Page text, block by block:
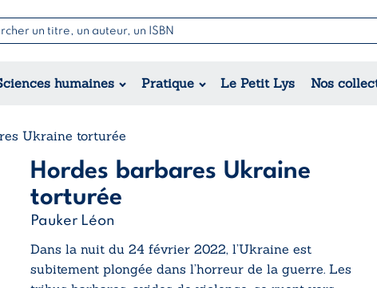
humaines Pratique Le Petit Lys Nos
Romance
Régional
Jeunesse
Théâtre
Ukraine torturée
Hordes barbares Ukraine
torturée
Pauker Léon
Dans la nuit du 24 février 2022, l’Ukraine est
subitement plongée dans l’horreur de la guerre. Les